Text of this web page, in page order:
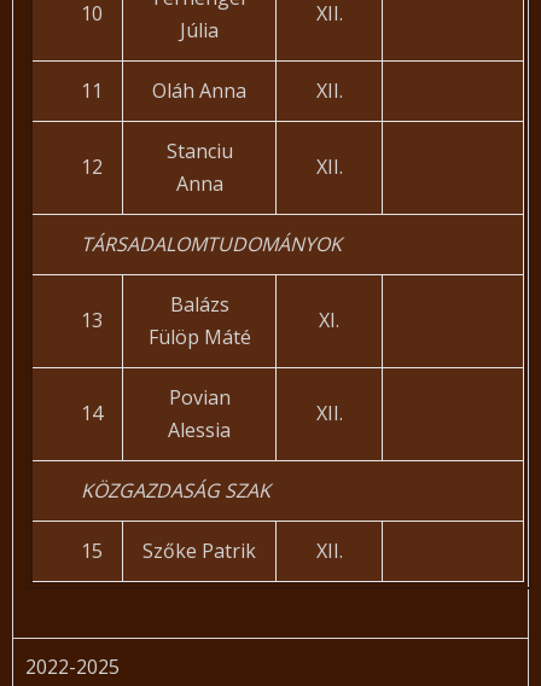
10
Júlia
XII.
11 Oláh Anna XII.
12
Stanciu
Anna
XII.
TÁRSADALOMTUDOMÁNYOK
13
Balázs
Fülöp Máté
XI.
14
Povian
Alessia
XII.
KÖZGAZDASÁG SZAK
15 Szőke Patrik XII.
2022-2025